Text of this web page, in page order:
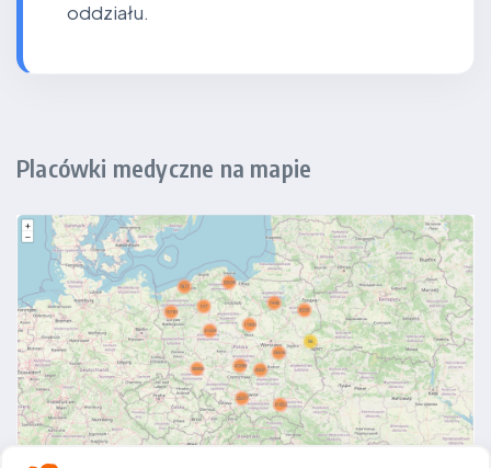
oddziału.
Placówki medyczne na mapie